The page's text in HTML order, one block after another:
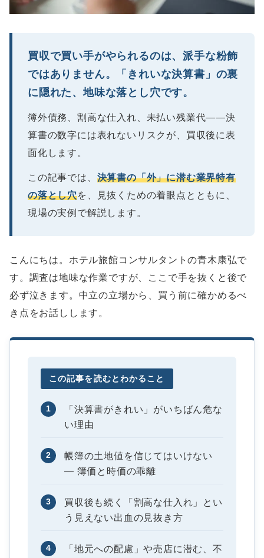
買収で買い手がやられるのは、派手な粉飾
ではありません。「きれいな決算書」の裏
に隠れた、地味な落とし穴です。
簿外債務、割高な仕入れ、未払い残業代――決
算書の数字には表れないリスクが、買収後に表
面化します。
この記事では、 決算書の「外」に潜む業界特有
の落とし穴を、見抜くための着眼点とともに、
現場の実例で解説します。
こんにちは。ホテル旅館コンサルタントの青木康弘で
す。調査は地味な作業ですが、ここで手を抜くと後で
必ず泣きます。中立の立場から、買う前に確かめるべ
き点をお話しします。
この記事を読むとわかること
1
「決算書がきれい」がいちばん危な
い理由
2
帳簿の土地値を信じてはいけない
― 簿価と時価の乖離
3
買収後も続く「割高な仕入れ」とい
う見えない出血の見抜き方
4
「地元への配慮」や売店に潜む、不